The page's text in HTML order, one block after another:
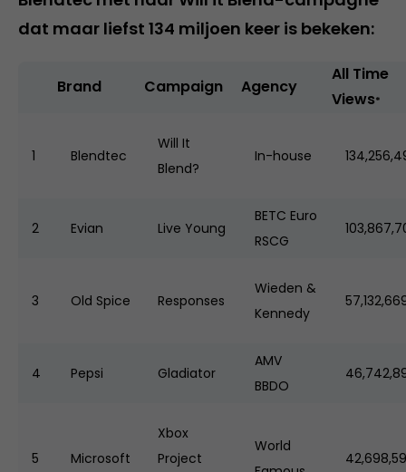
dat maar liefst 134 miljoen keer is bekeken:
Brand Campaign Agency
All Time
Views*
1 Blendtec
Will It
Blend?
In-house
2 Evian Live Young
BETC Euro
RSCG
3 Old Spice Responses
Wieden &
Kennedy
4 Pepsi Gladiator
AMV
BBDO
5 Microsoft
Xbox
Project
World